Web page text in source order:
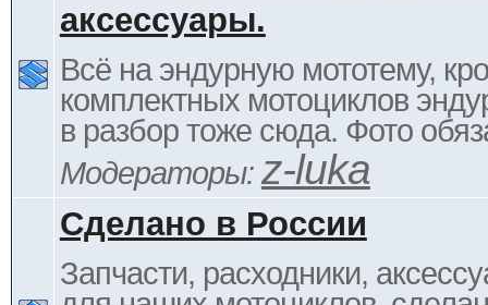
аксессуары.
Всё на эндурную мототему,
комплектных мотоциклов
в разбор тоже сюда. Фото
Модераторы: z-luka
Сделано в России
Запчасти, расходники,